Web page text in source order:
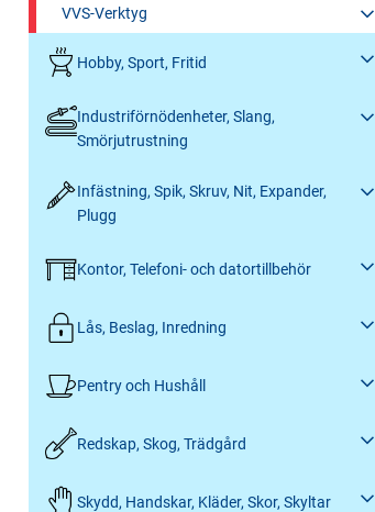
VVS-Verktyg
Hobby, Sport, Fritid
Industriförnödenheter, Slang,
Smörjutrustning
Infästning, Spik, Skruv, Nit, Expander,
Plugg
Kontor, Telefoni- och datortillbehör
Lås, Beslag, Inredning
Pentry och Hushåll
Redskap, Skog, Trädgård
Skydd, Handskar, Kläder, Skor, Skyltar